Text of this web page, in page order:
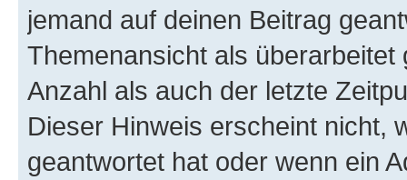
jemand auf deinen Beitrag
Themenansicht als
Anzahl als auch der letzte
Dieser Hinweis erscheint nicht,
geantwortet hat oder wenn ein